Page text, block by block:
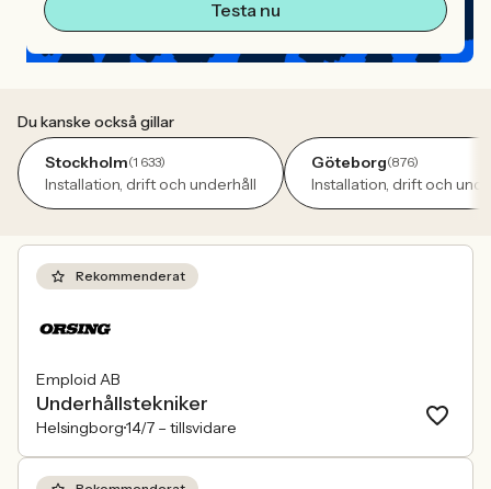
Testa nu
Du kanske också gillar
Stockholm(1 633)
Installation, drift och underhåll
Göteborg(876)
Installation, drift och
Rekommenderat
Emploid AB
Underhållstekniker
Helsingborg14/7 – tillsvidare